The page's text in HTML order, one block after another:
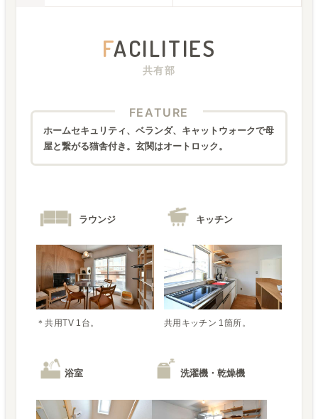
FACILITIES
共有部
FEATURE
ホームセキュリティ、ベランダ、キャットウォークで母
屋と繋がる猫舎付き。玄関はオートロック。
ラウンジ
＊共用TV 1台。
キッチン
共用キッチン 1箇所。
浴室 洗濯機・乾燥機